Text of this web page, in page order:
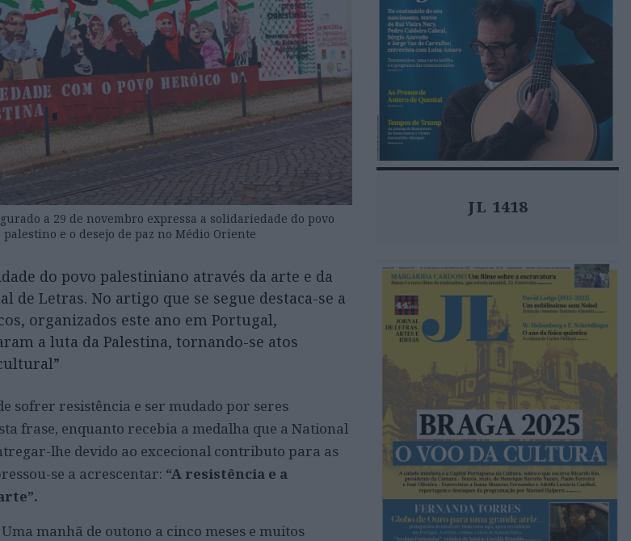
a 29 de novembro expressa a solidariedade do povo
e o desejo de paz no Médio Oriente
do povo palestiniano através da arte e da
de Letras. No artigo que se segue destaca-se a
organizados este ano em Portugal,
a luta da Palestina, tornando-se atos
sofrer resistência e ser mudado por seres
frase, enquanto recebia a medalha que a National
lhe devido ao excecional contributo para as
se a acrescentar: “A resistência e a
manhã de outono a cinco meses e muitos
JL 1418